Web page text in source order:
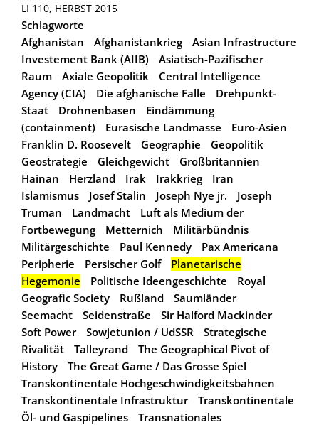
LI 110, HERBST 2015
Schlagworte
Afghanistan
Afghanistankrieg
Asian Infrastructure
Investement Bank (AIIB)
Asiatisch-Pazifischer
Raum
Axiale Geopolitik
Central Intelligence
Agency (CIA)
Die afghanische Falle
Drehpunkt-
Staat
Drohnenbasen
Eindämmung
(containment)
Eurasische Landmasse
Euro-Asien
Franklin D. Roosevelt
Geographie
Geopolitik
Geostrategie
Gleichgewicht
Großbritannien
Hainan
Herzland Irak Irakkrieg
Iran
Islamismus
Josef Stalin Joseph Nye jr.
Joseph
Truman
Landmacht
Luft als Medium der
Fortbewegung
Metternich
Militärbündnis
Militärgeschichte
Paul Kennedy
Pax Americana
Peripherie
Persischer Golf
Planetarische
Hegemonie
Politische Ideengeschichte
Royal
Geografic Society
Rußland
Saumländer
Seemacht
Seidenstraße
Sir Halford Mackinder
Soft Power
Sowjetunion / UdSSR
Strategische
Rivalität
Talleyrand
The Geographical Pivot of
History
The Great Game / Das Grosse Spiel
Transkontinentale Hochgeschwindigkeitsbahnen
Transkontinentale Infrastruktur
Transkontinentale
Öl- und Gaspipelines
Transnationales